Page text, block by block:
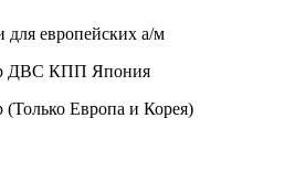
для европейских а/м
ДВС КПП Япония
(Только Европа и Корея)